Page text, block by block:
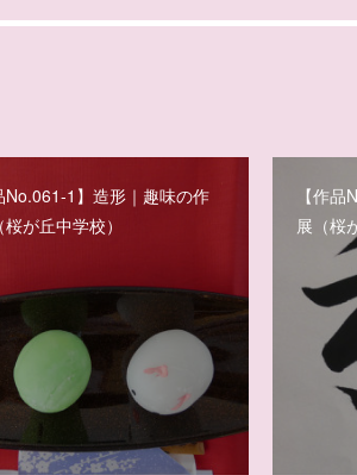
No.061-1】造形｜趣味の作
が丘中学校）
【作
展（桜